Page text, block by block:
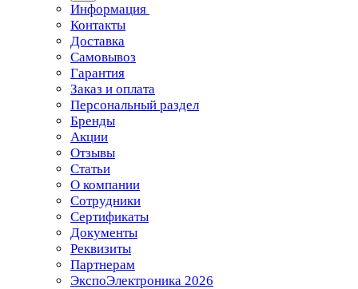
Информация
Контакты
Доставка
Самовывоз
Гарантия
Заказ и оплата
Персональный раздел
Бренды
Акции
Отзывы
Статьи
О компании
Сотрудники
Сертификаты
Документы
Реквизиты
Партнерам
ЭкспоЭлектроника 2026